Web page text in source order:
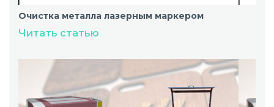
Очистка металла лазерным маркером
Читать статью